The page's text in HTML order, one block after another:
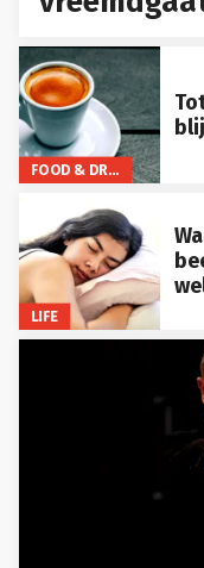
FOOD & DRINKS
LIFE